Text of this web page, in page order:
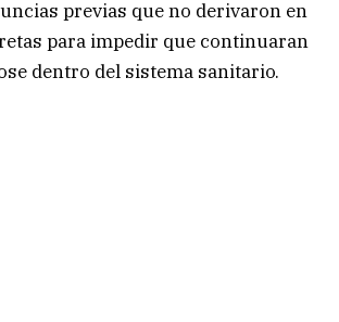
previas que no derivaron en
para impedir que continuaran
dentro del sistema sanitario.